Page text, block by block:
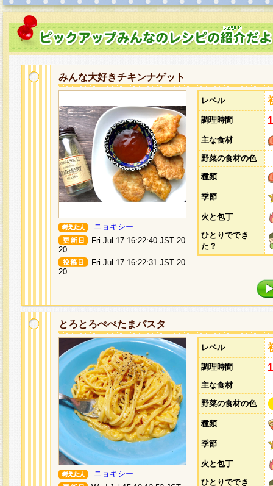
みんな大好きチキンナゲット
ニョキシー
Fri Jul 17 16:22:40 JST 20
20
Fri Jul 17 16:22:31 JST 20
20
レベル
調理時間
主な食材
野菜の食材の色
種類
季節
火と包丁
ひとりででき
た？
とろとろぺぺたまパスタ
ニョキシー
レベル
調理時間
主な食材
野菜の食材の色
種類
季節
火と包丁
ひとりででき